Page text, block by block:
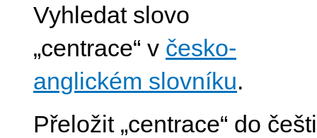
Vyhledat slovo
„centrace“ v česko-
anglickém slovníku.
Přeložit „centrace“ do